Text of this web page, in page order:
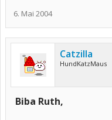
6. Mai 2004
Catzilla
HundKatzMaus
Biba Ruth,